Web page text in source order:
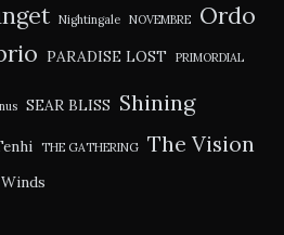
Nightingale NOVEMBRE
Ordo
PARADISE LOST PRIMORDIAL
SEAR BLISS Shining
THE GATHERING The Vision
Winds